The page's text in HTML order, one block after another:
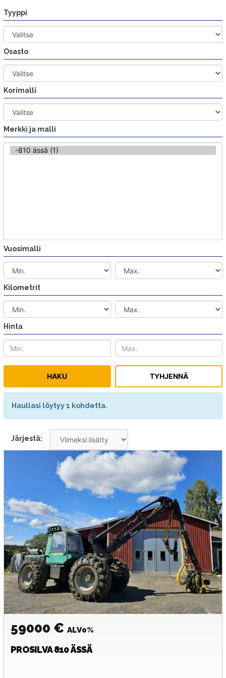
sisältöön
Tyyppi
Osasto
Korimalli
Merkki ja malli
Vuosimalli
Kilometrit
Hinta
Haullasi löytyy 1 kohdetta.
Järjestä:
59000 € ALV0%
PROSILVA 810 ÄSSÄ